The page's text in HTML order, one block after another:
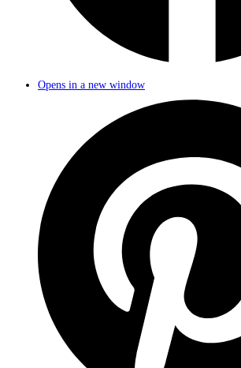
Opens in a new window